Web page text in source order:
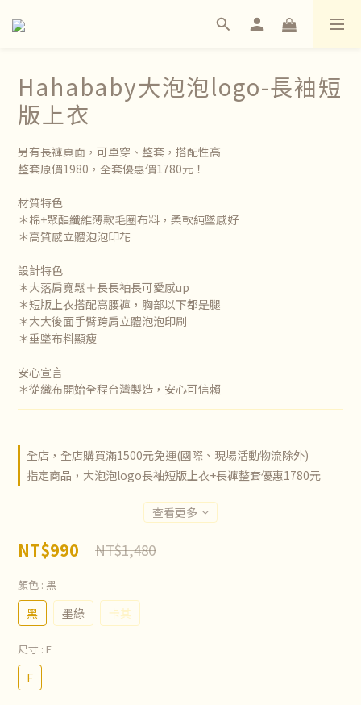
Hahababy大泡泡logo-長袖短
版上衣
另有長褲頁面，可單穿、整套，搭配性高
整套原價1980，全套優惠價1780元！
材質特色
＊棉+聚酯纖維薄款毛圈布料，柔軟純墜感好
＊高質感立體泡泡印花
設計特色
＊大落肩寬鬆＋長長袖長可愛感up
＊短版上衣搭配高腰褲，胸部以下都是腿
＊大大後面手臂跨肩立體泡泡印刷
＊垂墜布料顯瘦
安心宣言
＊從織布開始全程台灣製造，安心可信賴
全店，全店購買滿1500元免運(國際、現場活動物流除外)
指定商品，大泡泡logo長袖短版上衣+長褲整套優惠1780元
查看更多
NT$990 NT$1,480
顏色 : 黑
黑 墨綠 卡其
尺寸 : F
F